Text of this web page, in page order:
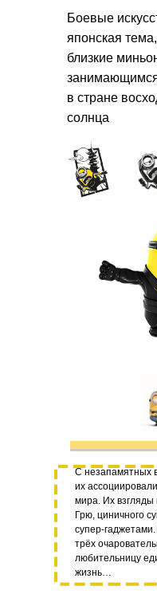
Боевые
японская тема,
близкие
в стране
солнца
С незапамятных
их
мира. Их
Грю, циничного
супер-
трёх
любительницу
жизнь…